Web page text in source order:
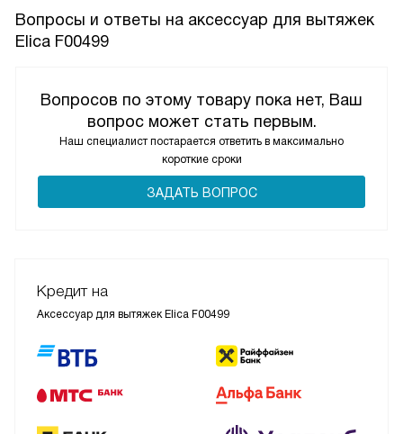
Вопросы и ответы на аксессуар для вытяжек
Elica F00499
Вопросов по этому товару пока нет, Ваш
вопрос может стать первым.
Наш специалист постарается ответить в максимально
короткие сроки
ЗАДАТЬ ВОПРОС
Кредит на
Аксессуар для вытяжек Elica F00499